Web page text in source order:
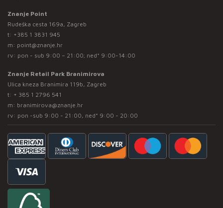
Znanje Point
Rudeška cesta 169a, Zagreb
t: +385 1 3831 945
m: point@znanje.hr
rv: pon - sub 9:00 – 21:00; ned* 9:00-14:00
Znanje Retail Park Branimirova
Ulica kneza Branimira 119b, Zagreb
t: + 385 1 2796 541
m: branimirova@znanje.hr
rv: pon -sub 9:00 - 21:00, ned* 9:00 - 20:00